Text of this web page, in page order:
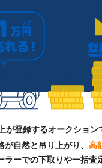
が登録するオークション
が自然と吊り上がり、 高
ラーでの下取りや一括査